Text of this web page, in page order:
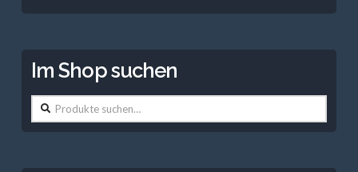
Im Shop suchen
Suche
nach: